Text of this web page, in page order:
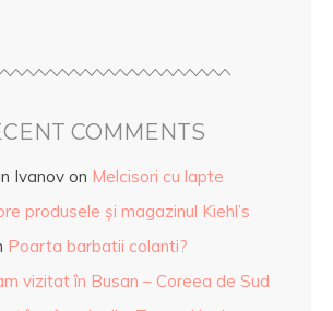
COMMENTS
Ivanov on Melcisori cu lapte
produsele și magazinul Kiehl’s
Poarta barbatii colanti?
vizitat în Busan – Coreea de Sud